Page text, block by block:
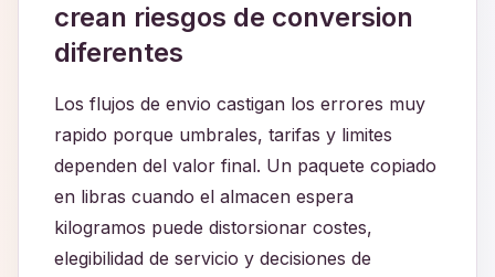
crean riesgos de conversion
diferentes
Los flujos de envio castigan los errores muy
rapido porque umbrales, tarifas y limites
dependen del valor final. Un paquete copiado
en libras cuando el almacen espera
kilogramos puede distorsionar costes,
elegibilidad de servicio y decisiones de